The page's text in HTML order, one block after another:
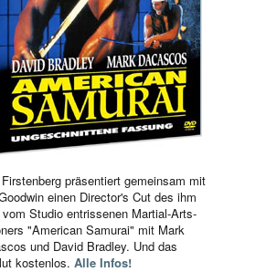
präsentiert gemeinsam mit
einen Director's Cut des ihm
Studio entrissenen Martial-Arts-
"American Samurai" mit Mark
und David Bradley. Und das
kostenlos. Alle Infos!